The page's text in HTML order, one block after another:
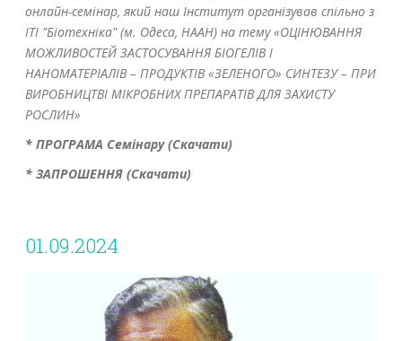
онлайн-семінар, який наш Інститут організував спільно з
ІТІ "Біотехніка" (м. Одеса, НААН) на тему «ОЦІНЮВАННЯ
МОЖЛИВОСТЕЙ ЗАСТОСУВАННЯ БІОГЕЛІВ І
НАНОМАТЕРІАЛІВ – ПРОДУКТІВ «ЗЕЛЕНОГО» СИНТЕЗУ – ПРИ
ВИРОБНИЦТВІ МІКРОБНИХ ПРЕПАРАТІВ ДЛЯ ЗАХИСТУ
РОСЛИН»
* ПРОГРАМА Семінару (Скачати)
* ЗАПРОШЕННЯ (Скачати)
01.09.2024